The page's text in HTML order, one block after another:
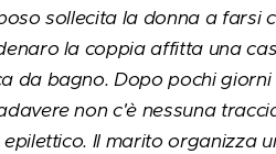
sollecita la donna a farsi
la coppia affitta una
da bagno. Dopo pochi
non c'è nessuna
Il marito organizza